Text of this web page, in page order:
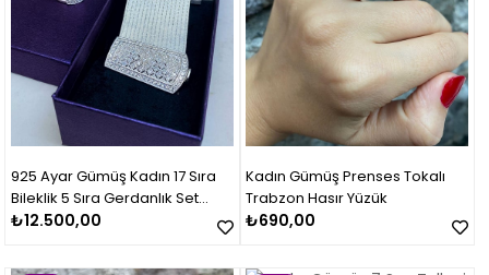
925 Ayar Gümüş Kadın 17 Sıra
Bileklik 5 Sıra Gerdanlık Set
Takımı
₺12.500,00
Kadın Gümüş Prenses Tokalı
Trabzon Hasır Yüzük
₺690,00